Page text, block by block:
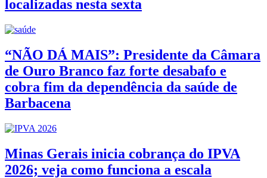
localizadas nesta sexta
“NÃO DÁ MAIS”: Presidente da Câmara
de Ouro Branco faz forte desabafo e
cobra fim da dependência da saúde de
Barbacena
Minas Gerais inicia cobrança do IPVA
2026; veja como funciona a escala